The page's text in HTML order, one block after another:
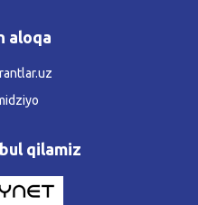
aloqa
qilamiz